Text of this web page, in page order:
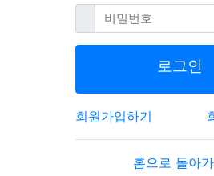
비밀번호필수
로그인
회원가입하기
홈으로 돌아